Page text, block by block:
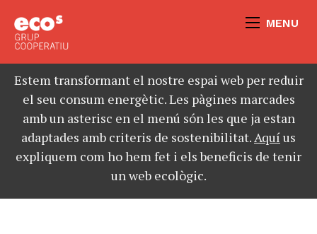
MENU
Estem transformant el nostre espai web per reduir
el seu consum energètic. Les pàgines marcades
amb un asterisc en el menú són les que ja estan
adaptades amb criteris de sostenibilitat.Aquíus
expliquem com ho hem fet i els beneficis de tenir
un web ecològic.